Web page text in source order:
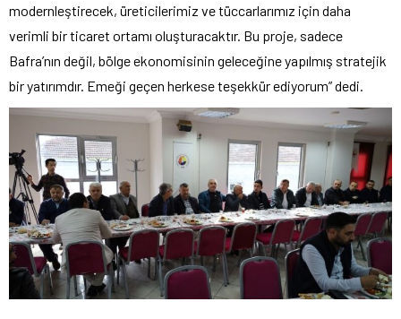
modernleştirecek, üreticilerimiz ve tüccarlarımız için daha
verimli bir ticaret ortamı oluşturacaktır. Bu proje, sadece
Bafra’nın değil, bölge ekonomisinin geleceğine yapılmış stratejik
bir yatırımdır. Emeği geçen herkese teşekkür ediyorum” dedi.